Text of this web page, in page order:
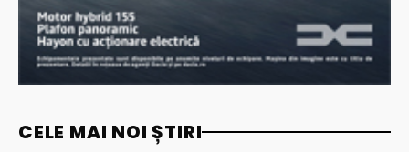
CELE MAI NOI ȘTIRI